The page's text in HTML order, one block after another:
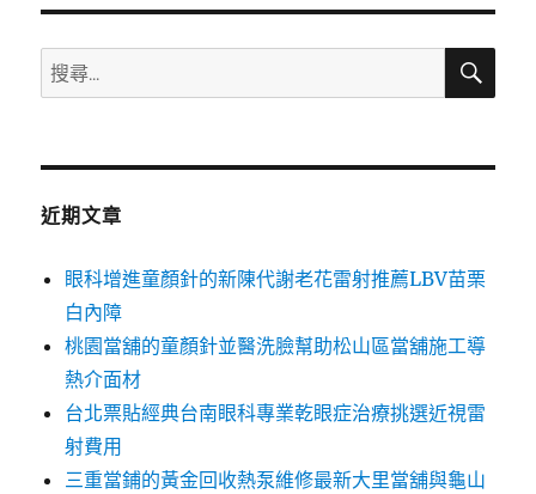
搜
尋
鍵
搜
近期文章
眼科增進童顏針的新陳代謝老花雷射推薦LBV苗栗
白內障
桃園當舖的童顏針並醫洗臉幫助松山區當舖施工導
熱介面材
台北票貼經典台南眼科專業乾眼症治療挑選近視雷
射費用
三重當鋪的黃金回收熱泵維修最新大里當舖與龜山